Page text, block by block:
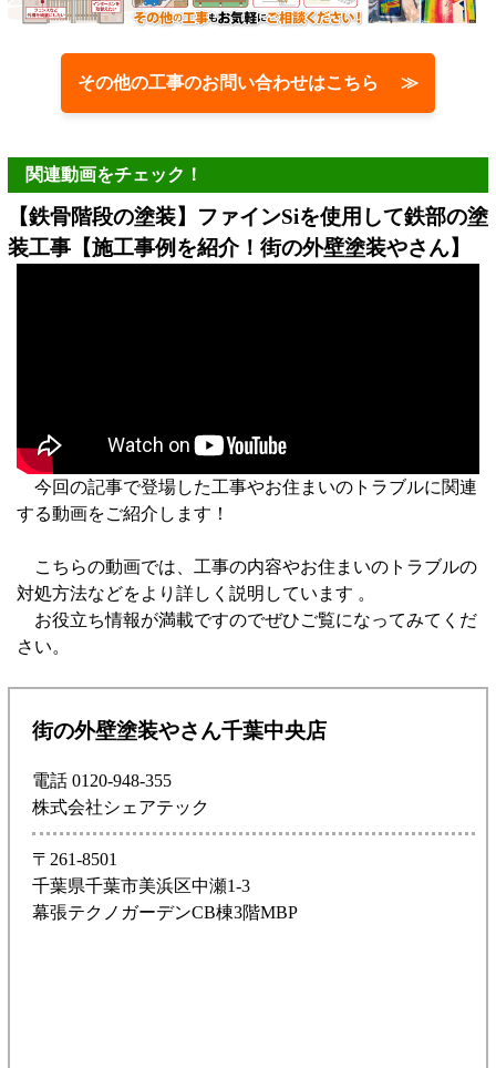
その他の工事のお問い合わせはこちら ≫
関連動画をチェック！
【鉄骨階段の塗装】ファインSiを使用して鉄部の塗
装工事【施工事例を紹介！街の外壁塗装やさん】
今回の記事で登場した工事やお住まいのトラブルに関連
する動画をご紹介します！
こちらの動画では、工事の内容やお住まいのトラブルの
対処方法などをより詳しく説明しています 。
お役立ち情報が満載ですのでぜひご覧になってみてくだ
さい。
街の外壁塗装やさん千葉中央店
電話 0120-948-355
株式会社シェアテック
〒261-8501
千葉県千葉市美浜区中瀬1-3
幕張テクノガーデンCB棟3階MBP